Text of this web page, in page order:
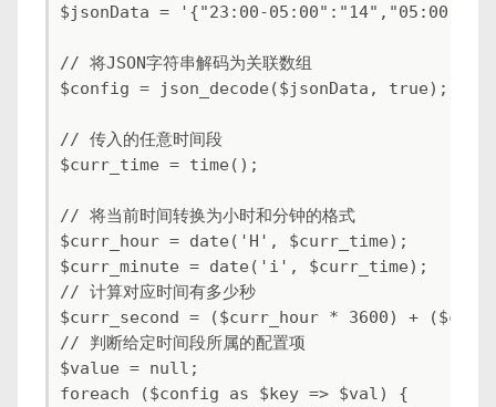
$jsonData = '{"23:00-05:00":"14","05:00-
// 将JSON字符串解码为关联数组
$config = json_decode($jsonData, true);
// 传入的任意时间段
$curr_time = time();
// 将当前时间转换为小时和分钟的格式
$curr_hour = date('H', $curr_time);
$curr_minute = date('i', $curr_time);
// 计算对应时间有多少秒
$curr_second = ($curr_hour * 3600) +
// 判断给定时间段所属的配置项
$value = null;
foreach ($config as $key => $val) {